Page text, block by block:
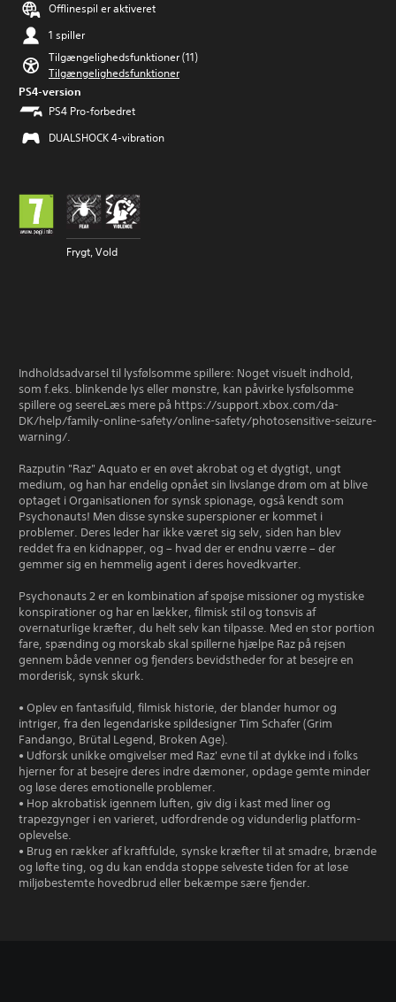
Offlinespil er aktiveret
1 spiller
Tilgængelighedsfunktioner (11)
Tilgængelighedsfunktioner
PS4-version
PS4 Pro-forbedret
DUALSHOCK 4-vibration
Frygt, Vold
Indholdsadvarsel til lysfølsomme spillere: Noget visuelt indhold,
som f.eks. blinkende lys eller mønstre, kan påvirke lysfølsomme
spillere og seereLæs mere på https://support.xbox.com/da-
DK/help/family-online-safety/online-safety/photosensitive-seizure-
warning/.
Razputin "Raz" Aquato er en øvet akrobat og et dygtigt, ungt
medium, og han har endelig opnået sin livslange drøm om at blive
optaget i Organisationen for synsk spionage, også kendt som
Psychonauts! Men disse synske superspioner er kommet i
problemer. Deres leder har ikke været sig selv, siden han blev
reddet fra en kidnapper, og – hvad der er endnu værre – der
gemmer sig en hemmelig agent i deres hovedkvarter.
Psychonauts 2 er en kombination af spøjse missioner og mystiske
konspirationer og har en lækker, filmisk stil og tonsvis af
overnaturlige kræfter, du helt selv kan tilpasse. Med en stor portion
fare, spænding og morskab skal spillerne hjælpe Raz på rejsen
gennem både venner og fjenders bevidstheder for at besejre en
morderisk, synsk skurk.
• Oplev en fantasifuld, filmisk historie, der blander humor og
intriger, fra den legendariske spildesigner Tim Schafer (Grim
Fandango, Brütal Legend, Broken Age).
• Udforsk unikke omgivelser med Raz' evne til at dykke ind i folks
hjerner for at besejre deres indre dæmoner, opdage gemte minder
og løse deres emotionelle problemer.
• Hop akrobatisk igennem luften, giv dig i kast med liner og
trapezgynger i en varieret, udfordrende og vidunderlig platform-
oplevelse.
• Brug en rækker af kraftfulde, synske kræfter til at smadre, brænde
og løfte ting, og du kan endda stoppe selveste tiden for at løse
miljøbestemte hovedbrud eller bekæmpe sære fjender.